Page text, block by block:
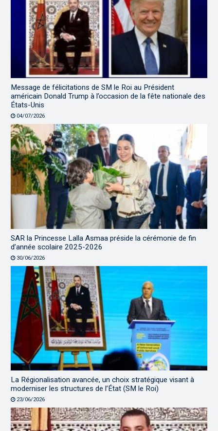
Message de félicitations de SM le Roi au Président
américain Donald Trump à l’occasion de la fête nationale des
États-Unis
04/07/2026
SAR la Princesse Lalla Asmaa préside la cérémonie de fin
d’année scolaire 2025-2026
30/06/2026
La Régionalisation avancée, un choix stratégique visant à
moderniser les structures de l’État (SM le Roi)
23/06/2026